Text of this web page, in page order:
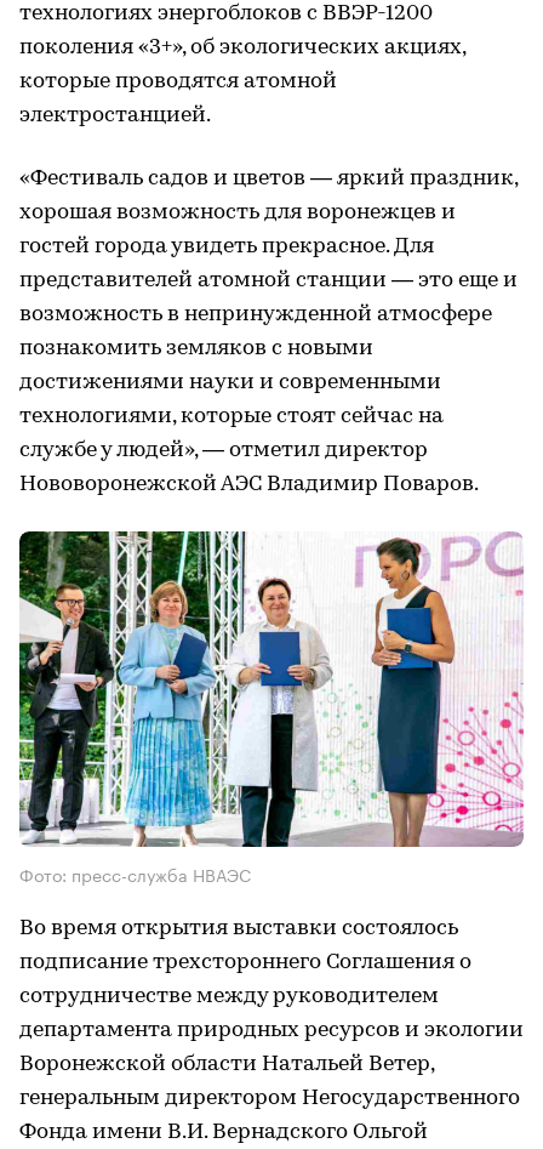
технологиях энергоблоков с ВВЭР-1200
поколения «3+», об экологических акциях,
которые проводятся атомной
электростанцией.
«Фестиваль садов и цветов — яркий праздник,
хорошая возможность для воронежцев и
гостей города увидеть прекрасное. Для
представителей атомной станции — это еще и
возможность в непринужденной атмосфере
познакомить земляков с новыми
достижениями науки и современными
технологиями, которые стоят сейчас на
службе у людей», — отметил директор
Нововоронежской АЭС Владимир Поваров.
Фото: пресс-служба НВАЭС
Во время открытия выставки состоялось
подписание трехстороннего Соглашения о
сотрудничестве между руководителем
департамента природных ресурсов и экологии
Воронежской области Натальей Ветер,
генеральным директором Негосударственного
Фонда имени В.И. Вернадского Ольгой